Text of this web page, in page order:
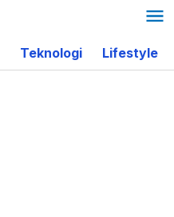
Teknologi Lifestyle